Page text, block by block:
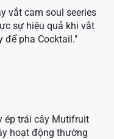
vắt cam soul seeries
sự hiệu quả khi vắt
để pha Cocktail."
ép trái cây Mutifruit
hoạt động thường